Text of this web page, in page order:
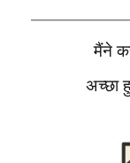
मैंने
अच्छा